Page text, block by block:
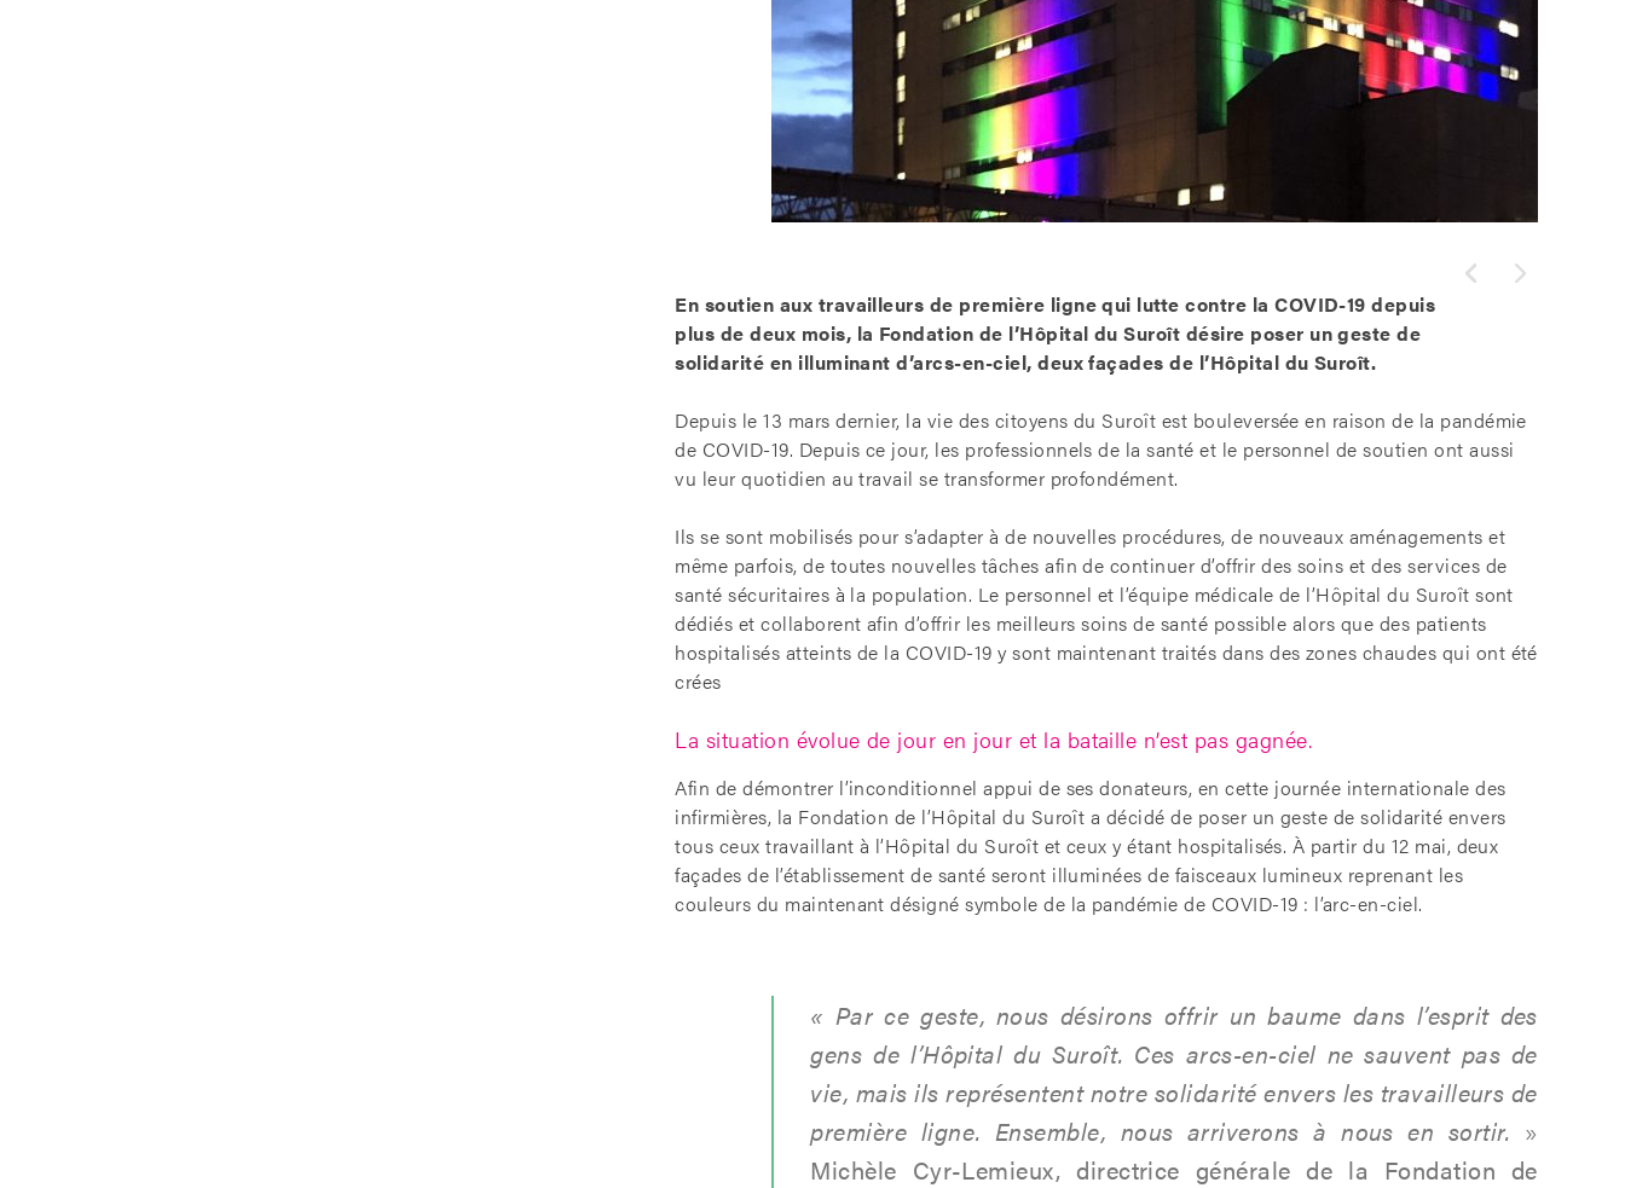
En soutien aux travailleurs de première ligne qui lutte contre la COVID-19 depuis
plus de deux mois, la Fondation de l’Hôpital du Suroît désire poser un geste de
solidarité en illuminant d’arcs-en-ciel, deux façades de l’Hôpital du Suroît.
Depuis le 13 mars dernier, la vie des citoyens du Suroît est bouleversée en raison de la pandémie
de COVID-19. Depuis ce jour, les professionnels de la santé et le personnel de soutien ont aussi
vu leur quotidien au travail se transformer profondément.
Ils se sont mobilisés pour s’adapter à de nouvelles procédures, de nouveaux aménagements et
même parfois, de toutes nouvelles tâches afin de continuer d’offrir des soins et des services de
santé sécuritaires à la population. Le personnel et l’équipe médicale de l’Hôpital du Suroît sont
dédiés et collaborent afin d’offrir les meilleurs soins de santé possible alors que des patients
hospitalisés atteints de la COVID-19 y sont maintenant traités dans des zones chaudes qui ont été
crées
La situation évolue de jour en jour et la bataille n’est pas gagnée.
Afin de démontrer l’inconditionnel appui de ses donateurs, en cette journée internationale des
infirmières, la Fondation de l’Hôpital du Suroît a décidé de poser un geste de solidarité envers
tous ceux travaillant à l’Hôpital du Suroît et ceux y étant hospitalisés. À partir du 12 mai, deux
façades de l’établissement de santé seront illuminées de faisceaux lumineux reprenant les
couleurs du maintenant désigné symbole de la pandémie de COVID-19 : l’arc-en-ciel.
« Par ce geste, nous désirons offrir un baume dans l’esprit des
gens de l’Hôpital du Suroît. Ces arcs-en-ciel ne sauvent pas de
vie, mais ils représentent notre solidarité envers les travailleurs de
première ligne. Ensemble, nous arriverons à nous en sortir. »
Michèle Cyr-Lemieux, directrice générale de la Fondation de